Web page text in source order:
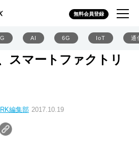
無料会員登録
AI 6G IoT 通
スマートファクトリ
編集部 2017.10.19